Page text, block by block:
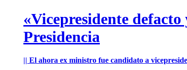
«Vicepresidente
Presidencia
|| El ahora ex ministro fue candidato a